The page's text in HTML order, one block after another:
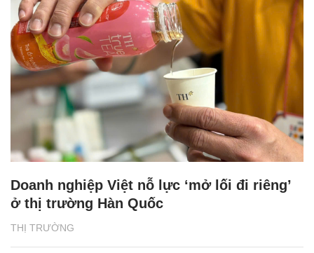
THỊ TRƯỜNG
Doanh nghiệp Việt nỗ lực ‘mở lối đi riêng’
ở thị trường Hàn Quốc